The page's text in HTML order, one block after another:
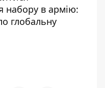
набору в армію:
глобальну